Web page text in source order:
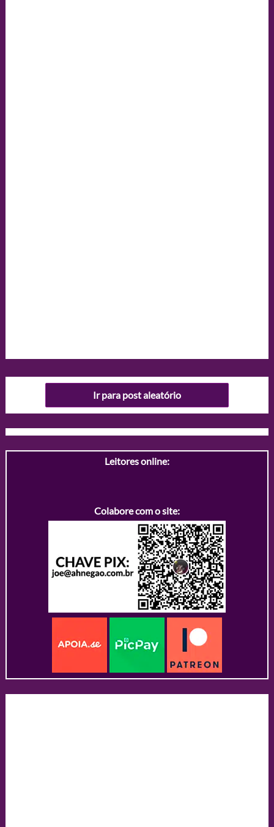
Ir para post aleatório
Leitores online:
Colabore com o site: